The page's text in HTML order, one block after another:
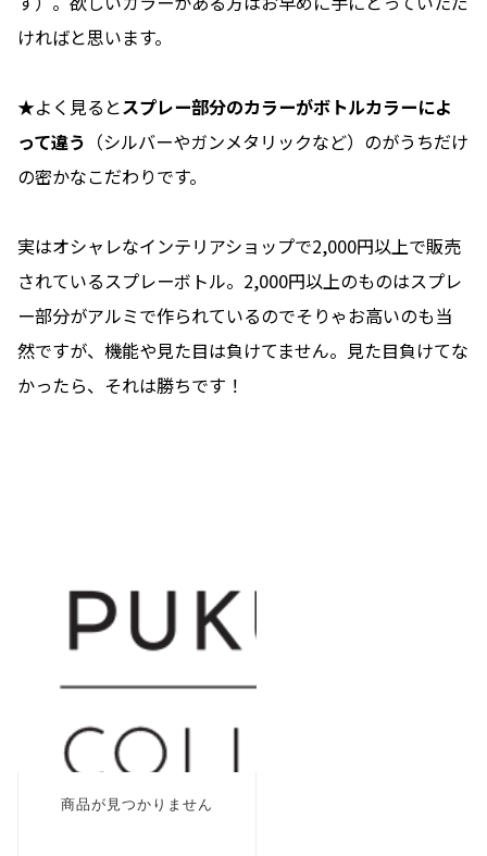
ければと思います。
★よく見るとスプレー部分のカラーがボトルカラーによ
って違う （シルバーやガンメタリックなど）のがうちだけ
の密かなこだわりです。
実はオシャレなインテリアショップで2,000円以上で販売
されているスプレーボトル。2,000円以上のものはスプレ
ー部分がアルミで作られているのでそりゃお高いのも当
然ですが、機能や見た目は負けてません。見た目負けてな
かったら、それは勝ちです！